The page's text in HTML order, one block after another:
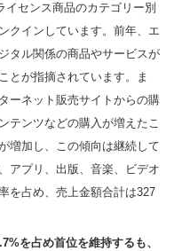
イセンス商品のカテゴリー別
クインしています。前年、エ
タル関係の商品やサービスが
とが指摘されています。ま
ーネット販売サイトからの購
テンツなどの購入が増えたこ
増加し、この傾向は継続して
アプリ、出版、音楽、ビデオ
を占め、売上金額合計は327
を占め首位を維持するも、